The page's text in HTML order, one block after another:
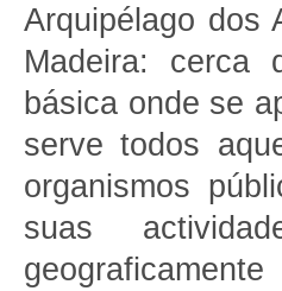
Arquipélago dos
Madeira:
básica onde se
serve todos
organismos
suas